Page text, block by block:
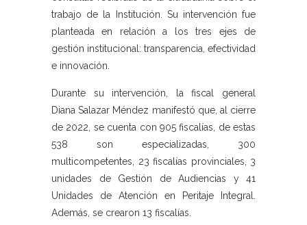
trabajo de la Institución. Su intervención fue
planteada en relación a los tres ejes de
gestión institucional: transparencia, efectividad
e innovación.
Durante su intervención, la fiscal general
Diana Salazar Méndez manifestó que, al cierre
de 2022, se cuenta con 905 fiscalías, de estas
538 son especializadas, 300
multicompetentes, 23 fiscalías provinciales, 3
unidades de Gestión de Audiencias y 41
Unidades de Atención en Peritaje Integral.
Además, se crearon 13 fiscalías.